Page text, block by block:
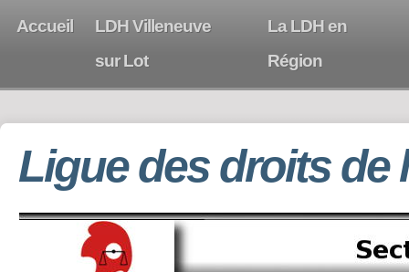
Accueil
LDH Villeneuve
sur Lot
La LDH en
Région
Ligue des droits de